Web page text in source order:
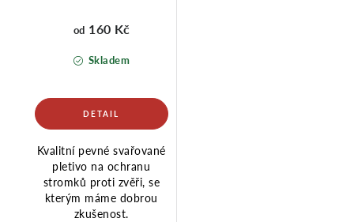
Skladem
od 160 Kč
Kvalitní pevné svařované
pletivo na ochranu
stromků proti zvěři, se
kterým máme dobrou
zkušenost.